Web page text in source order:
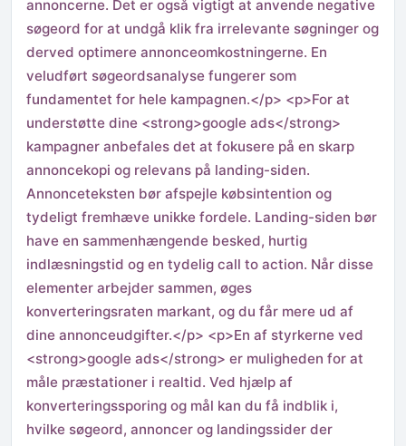
annoncerne. Det er også vigtigt at anvende negative
søgeord for at undgå klik fra irrelevante søgninger og
derved optimere annonceomkostningerne. En
veludført søgeordsanalyse fungerer som
fundamentet for hele kampagnen.</p> <p>For at
understøtte dine <strong>google ads</strong>
kampagner anbefales det at fokusere på en skarp
annoncekopi og relevans på landing-siden.
Annonceteksten bør afspejle købsintention og
tydeligt fremhæve unikke fordele. Landing-siden bør
have en sammenhængende besked, hurtig
indlæsningstid og en tydelig call to action. Når disse
elementer arbejder sammen, øges
konverteringsraten markant, og du får mere ud af
dine annonceudgifter.</p> <p>En af styrkerne ved
<strong>google ads</strong> er muligheden for at
måle præstationer i realtid. Ved hjælp af
konverteringssporing og mål kan du få indblik i,
hvilke søgeord, annoncer og landingssider der